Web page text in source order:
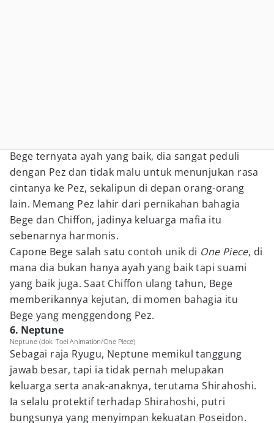
Bege ternyata ayah yang baik, dia sangat peduli
dengan Pez dan tidak malu untuk menunjukan rasa
cintanya ke Pez, sekalipun di depan orang-orang
lain. Memang Pez lahir dari pernikahan bahagia
Bege dan Chiffon, jadinya keluarga mafia itu
sebenarnya harmonis.
Capone Bege salah satu contoh unik di One Piece, di
mana dia bukan hanya ayah yang baik tapi suami
yang baik juga. Saat Chiffon ulang tahun, Bege
memberikannya kejutan, di momen bahagia itu
Bege yang menggendong Pez.
6. Neptune
Neptune (dok. Toei Animation/One Piece)
Sebagai raja Ryugu, Neptune memikul tanggung
jawab besar, tapi ia tidak pernah melupakan
keluarga serta anak-anaknya, terutama Shirahoshi.
Ia selalu protektif terhadap Shirahoshi, putri
bungsunya yang menyimpan kekuatan Poseidon.